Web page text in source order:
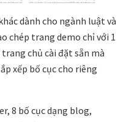
dành cho ngành luật và
chép trang demo chỉ với 1
chủ cài đặt sẵn mà
xếp bố cục cho riêng
8 bố cục dạng blog,